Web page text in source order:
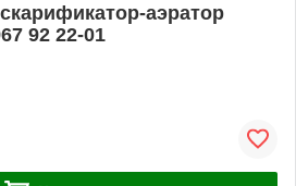
аэратор
92 22-01